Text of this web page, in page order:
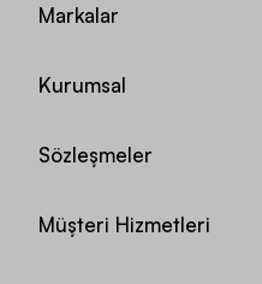
Markalar
Kurumsal
Sözleşmeler
Müşteri Hizmetleri